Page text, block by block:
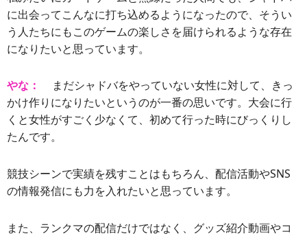
に出会ってこんなに打ち込めるようになったので、そうい
う人たちにもこのゲームの楽しさを届けられるような存在
になりたいと思っています。
やな：
まだシャドバをやっていない女性に対して、きっ
かけ作りになりたいというのが一番の思いです。大会に行
くと女性がすごく少なくて、初めて行った時にびっくりし
たんです。
競技シーンで実績を残すことはもちろん、配信活動やSNS
の情報発信にも力を入れたいと思っています。
また、ランクマの配信だけではなく、グッズ紹介動画やコ